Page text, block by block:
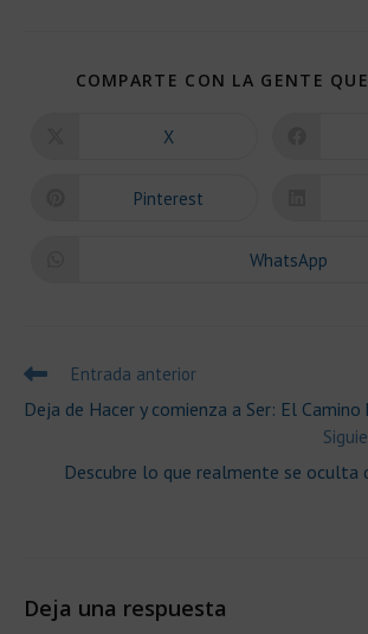
COMPARTE CON LA GENTE
una
nueva
X
Se
Pinterest
Se
WhatsApp
Leer
artículos
Entrada anterior
Deja de Hacer y comienza a Ser: El
Descubre lo que realmente se oculta
Deja una respuesta